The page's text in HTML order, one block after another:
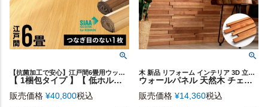
【抗菌加工で安心】江戸間6畳用ウッドカーペット
【 1梱包タイプ 】【 低ホルマリン 】【 抗菌加工 】【 天然木 】軽量 ウッドカーペット 江戸間6畳用 約260×350cm TU-90シリーズ【 ウッドフローリング リフォーム DIY フローリングカーペット 床カーペット ウッドマット 6帖 6畳 床材 床 DIY 簡単 敷くだけ おしゃれ 】
販売価格 ¥40,800税込
木 新品 リフォーム インテリア 3D 立体 パネル 簡単 凸凹
ウォールパネル 天然木 チェリーウッド ウッドタイル 壁用 ジョイント式 ウッド 木製 約 W 60cm × D 20cm × H 1.1cm [84087]【 壁材 木材 壁紙 壁面 パネル 板壁 壁板 壁木 DIY 模様替え ウッドパネル 北欧 ナチュラル モダン おしゃれ 西海岸風 】
販売価格 ¥14,360税込